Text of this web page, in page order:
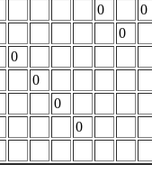
0 0
0
0
0
0
0